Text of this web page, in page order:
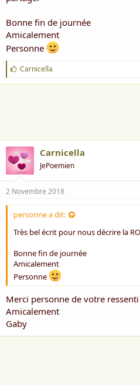
Bonne fin de journée
Amicalement
Personne
J
'
a
Carnicella
Carnicella
JePoemien
2 Novembre 2018
personne a dit:
Très bel écrit pour nous décrire la
Bonne fin de journée
Amicalement
Personne
Merci personne de votre ressenti
Amicalement
Gaby